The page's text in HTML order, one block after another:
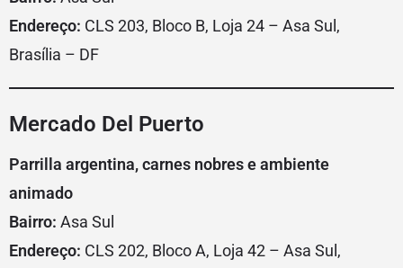
Endereço: CLS 203, Bloco B, Loja 24 – Asa Sul,
Brasília – DF
Mercado Del Puerto
Parrilla argentina, carnes nobres e ambiente
animado
Bairro: Asa Sul
Endereço: CLS 202, Bloco A, Loja 42 – Asa Sul,